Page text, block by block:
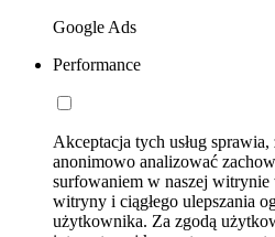
Google Ads
Performance
Akceptacja tych usług
anonimowo analizować
surfowaniem w naszej
witryny i ciągłego ulepszania
użytkownika. Za zgodą